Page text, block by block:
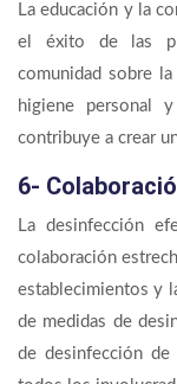
La educación y la
el éxito de las
comunidad sobre
higiene personal
contribuye a crear
6-
La desinfección
colaboración
establecimientos y
de medidas de
de desinfección de